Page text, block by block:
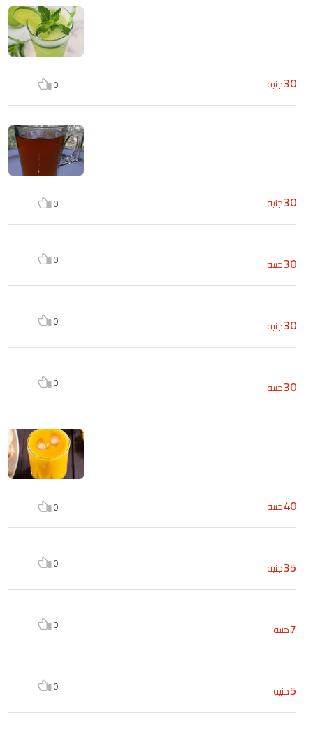
30جنيه 0
30جنيه 0
30جنيه 0
30جنيه 0
30جنيه 0
40جنيه 0
35جنيه 0
7جنيه 0
5جنيه 0